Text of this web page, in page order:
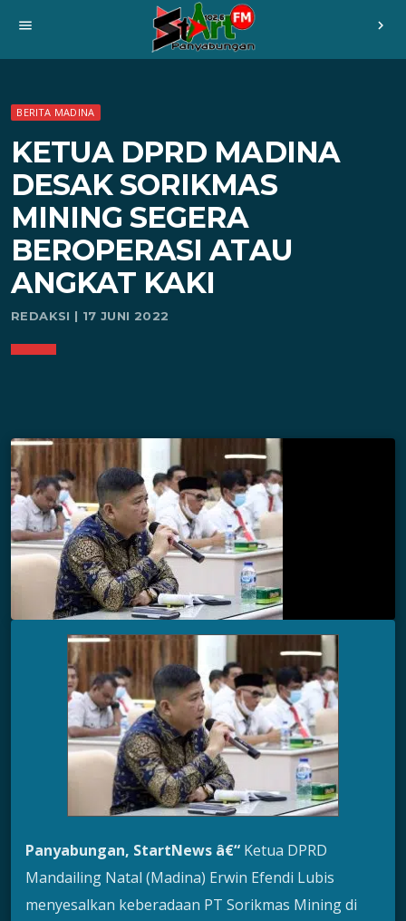
menu chevron_right
BERITA MADINA
KETUA DPRD MADINA
DESAK SORIKMAS
MINING SEGERA
BEROPERASI ATAU
ANGKAT KAKI
REDAKSI | 17 JUNI 2022
Panyabungan, StartNews â€“ Ketua DPRD
Mandailing Natal (Madina) Erwin Efendi Lubis
menyesalkan keberadaan PT Sorikmas Mining di